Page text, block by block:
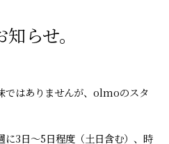
らせ。
はありませんが、olmoのスタ
に3日〜5日程度（土日含む）、時